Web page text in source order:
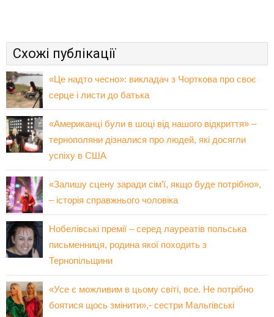
Схожі публікації
«Це надто чесно»: викладач з Чорткова про своє
серце і листи до батька
«Американці були в шоці від нашого відкриття» –
тернополяни дізналися про людей, які досягли
успіху в США
«Залишу сцену заради сім’ї, якщо буде потрібно»,
– історія справжнього чоловіка
Нобелівські премії – серед лауреатів польська
письменниця, родина якої походить з
Тернопільщини
«Усе є можливим в цьому світі, все. Не потрібно
боятися щось змінити»,- сестри Мальгівські